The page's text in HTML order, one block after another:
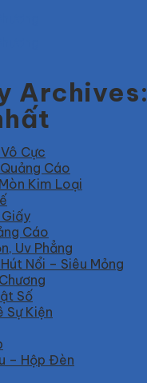
Cực
Cáo
Kim Loại
Cáo
Uv Phẳng
Nổi – Siêu Mỏng
Số
Sự Kiện
– Hộp Đèn
Archives: